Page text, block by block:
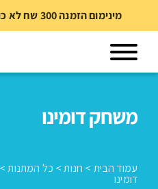
מינימום הזמנה 300 שח לא כולל משלוח ומיתוג
משחק דומינו
עמוד הבית > חנות> כל המתנות>
דומינו